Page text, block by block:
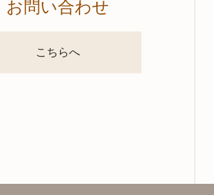
お問い合わせ
こちらへ